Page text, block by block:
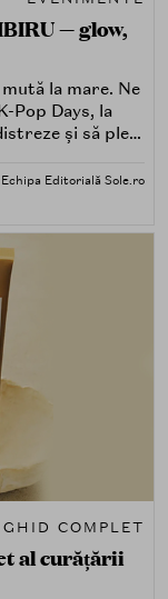
— glow,
la mare. Ne
Pop Days, la
și să pleci
Editorială Sole.ro
GHID COMPLET
al curățării